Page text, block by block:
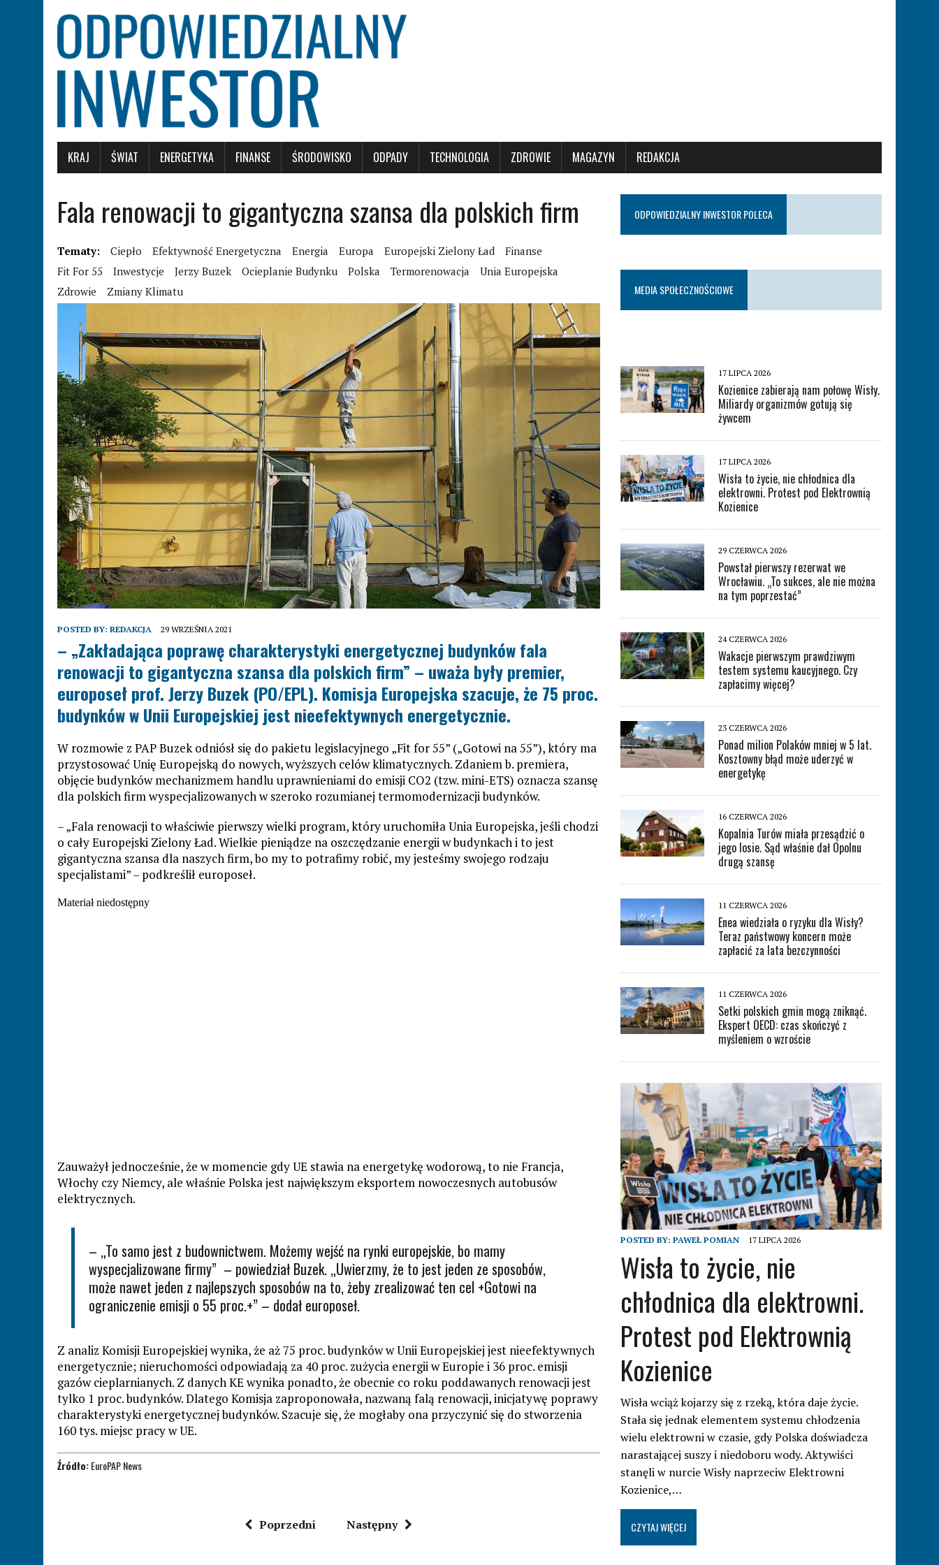
KRAJ ŚWIAT ENERGETYKA FINANSE ŚRODOWISKO ODPADY TECHNOLOGIA ZDROWIE MAGAZYN REDAKCJA
Fala renowacji to gigantyczna szansa dla polskich firm
Tematy: Ciepło Efektywność Energetyczna Energia Europa Europejski Zielony Ład
Finanse
Fit For 55
Inwestycje Jerzy Buzek Ocieplanie Budynku Polska Termorenowacja
Unia Europejska
Zdrowie
Zmiany Klimatu
POSTED BY: REDAKCJA 29 WRZEŚNIA 2021
– „Zakładająca poprawę charakterystyki energetycznej budynków fala
renowacji to gigantyczna szansa dla polskich firm” – uważa były premier,
europoseł prof. Jerzy Buzek (PO/EPL). Komisja Europejska szacuje, że 75 proc.
budynków w Unii Europejskiej jest nieefektywnych energetycznie.
W rozmowie z PAP Buzek odniósł się do pakietu legislacyjnego „Fit for 55” („Gotowi na 55”), który ma
przystosować Unię Europejską do nowych, wyższych celów klimatycznych. Zdaniem b. premiera,
objęcie budynków mechanizmem handlu uprawnieniami do emisji CO2 (tzw. mini-ETS) oznacza szansę
dla polskich firm wyspecjalizowanych w szeroko rozumianej termomodernizacji budynków.
– „Fala renowacji to właściwie pierwszy wielki program, który uruchomiła Unia Europejska, jeśli chodzi
o cały Europejski Zielony Ład. Wielkie pieniądze na oszczędzanie energii w budynkach i to jest
gigantyczna szansa dla naszych firm, bo my to potrafimy robić, my jesteśmy swojego rodzaju
specjalistami” – podkreślił europoseł.
Zauważył jednocześnie, że w momencie gdy UE stawia na energetykę wodorową, to nie Francja,
Włochy czy Niemcy, ale właśnie Polska jest największym eksportem nowoczesnych autobusów
elektrycznych.
– „To samo jest z budownictwem. Możemy wejść na rynki europejskie, bo mamy
wyspecjalizowane firmy” – powiedział Buzek. „Uwierzmy, że to jest jeden ze sposobów,
może nawet jeden z najlepszych sposobów na to, żeby zrealizować ten cel +Gotowi na
ograniczenie emisji o 55 proc.+” – dodał europoseł.
Z analiz Komisji Europejskiej wynika, że aż 75 proc. budynków w Unii Europejskiej jest nieefektywnych
energetycznie; nieruchomości odpowiadają za 40 proc. zużycia energii w Europie i 36 proc. emisji
gazów cieplarnianych. Z danych KE wynika ponadto, że obecnie co roku poddawanych renowacji jest
tylko 1 proc. budynków. Dlatego Komisja zaproponowała, nazwaną falą renowacji, inicjatywę poprawy
charakterystyki energetycznej budynków. Szacuje się, że mogłaby ona przyczynić się do stworzenia
160 tys. miejsc pracy w UE.
Źródło:EuroPAP News
Poprzedni Następny
ODPOWIEDZIALNY INWESTOR POLECA
MEDIA SPOŁECZNOŚCIOWE
17 LIPCA 2026
Kozienice zabierają nam połowę Wisły.
Miliardy organizmów gotują się
żywcem
17 LIPCA 2026
Wisła to życie, nie chłodnica dla
elektrowni. Protest pod Elektrownią
Kozienice
29 CZERWCA 2026
Powstał pierwszy rezerwat we
Wrocławiu. „To sukces, ale nie można
na tym poprzestać”
24 CZERWCA 2026
Wakacje pierwszym prawdziwym
testem systemu kaucyjnego. Czy
zapłacimy więcej?
23 CZERWCA 2026
Ponad milion Polaków mniej w 5 lat.
Kosztowny błąd może uderzyć w
energetykę
16 CZERWCA 2026
Kopalnia Turów miała przesądzić o
jego losie. Sąd właśnie dał Opolnu
drugą szansę
11 CZERWCA 2026
Enea wiedziała o ryzyku dla Wisły?
Teraz państwowy koncern może
zapłacić za lata bezczynności
11 CZERWCA 2026
Setki polskich gmin mogą zniknąć.
Ekspert OECD: czas skończyć z
myśleniem o wzroście
POSTED BY:PAWEŁ POMIAN 17 LIPCA 2026
Wisła to życie, nie
chłodnica dla elektrowni.
Protest pod Elektrownią
Kozienice
Wisła wciąż kojarzy się z rzeką, która daje życie.
Stała się jednak elementem systemu chłodzenia
wielu elektrowni w czasie, gdy Polska doświadcza
narastającej suszy i niedoboru wody. Aktywiści
stanęli w nurcie Wisły naprzeciw Elektrowni
Kozienice,…
CZYTAJ WIĘCEJ